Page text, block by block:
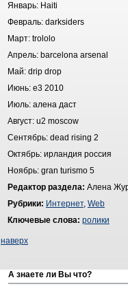
Январь: Haiti
Февраль: darksiders
Март: trololo
Апрель: barcelona arsenal
Май: drip drop
Июнь: e3 2010
Июль: алена даст
Август: u2 moscow
Сентябрь: dead rising 2
Октябрь: ирландия россия
Ноябрь: gran turismo 5
Редактор раздела: Алена
Рубрики: Интернет, Web
Ключевые слова: ролики
наверх
А знаете ли Вы что?